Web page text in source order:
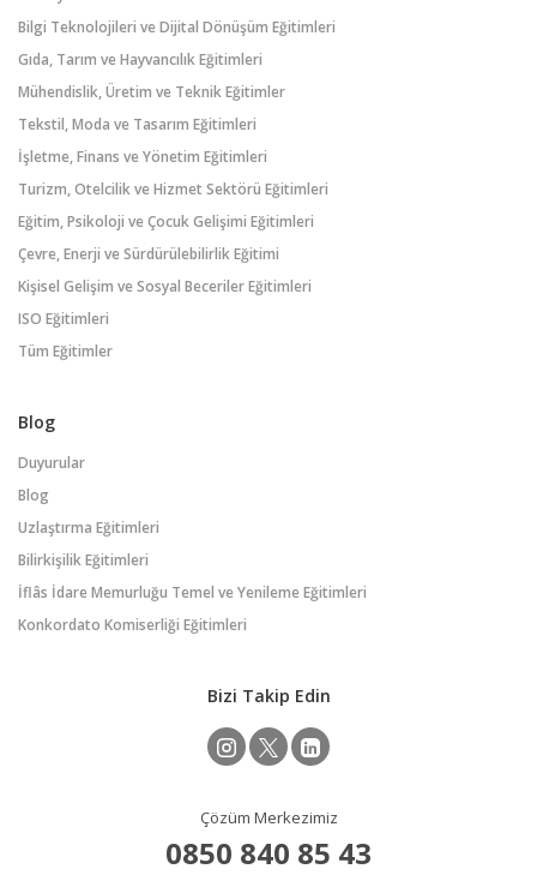
Bilgi Teknolojileri ve Dijital Dönüşüm Eğitimleri
Gıda, Tarım ve Hayvancılık Eğitimleri
Mühendislik, Üretim ve Teknik Eğitimler
Tekstil, Moda ve Tasarım Eğitimleri
İşletme, Finans ve Yönetim Eğitimleri
Turizm, Otelcilik ve Hizmet Sektörü Eğitimleri
Eğitim, Psikoloji ve Çocuk Gelişimi Eğitimleri
Çevre, Enerji ve Sürdürülebilirlik Eğitimi
Kişisel Gelişim ve Sosyal Beceriler Eğitimleri
ISO Eğitimleri
Tüm Eğitimler
Blog
Duyurular
Blog
Uzlaştırma Eğitimleri
Bilirkişilik Eğitimleri
İflâs İdare Memurluğu Temel ve Yenileme Eğitimleri
Konkordato Komiserliği Eğitimleri
Bizi Takip Edin
Çözüm Merkezimiz
0850 840 85 43